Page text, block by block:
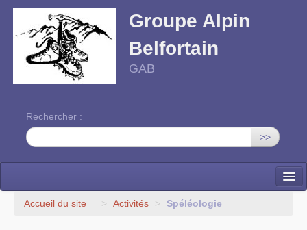
Groupe Alpin
Belfortain
GAB
Rechercher :
>>
Accueil
Accueil du site > Activités > Spéléologie